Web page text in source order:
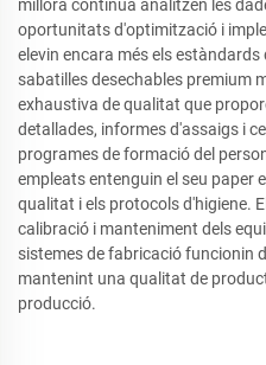
millora contínua analitzen les
oportunitats d'optimització i
elevin encara més els
sabatilles desechables premium
exhaustiva de qualitat que
detallades, informes d'assaigs i
programes de formació del
empleats entenguin el seu paper
qualitat i els protocols d'higiene.
calibració i manteniment dels
sistemes de fabricació funcionin
mantenint una qualitat de
producció.